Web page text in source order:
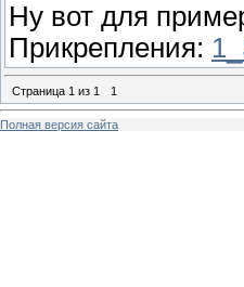
Ну вот для
Прикрепления:
Страница 1 из 1 1
Полная версия сайта